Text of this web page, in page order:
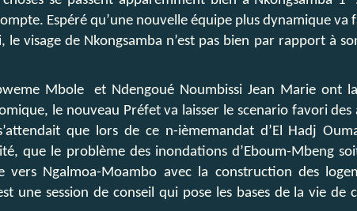
Espéré qu’une nouvelle équipe plus dynamique va
visage de Nkongsamba n’est pas bien par rapport à
Mbole et Ndengoué Noumbissi Jean Marie ont
le nouveau Préfet va laisser le scenario favori
que lors de ce n-ièmemandat d’El Hadj
que le problème des inondations d’Eboum-Mbeng
Ngalmoa-Moambo avec la construction des
une session de conseil qui pose les bases de la vie de